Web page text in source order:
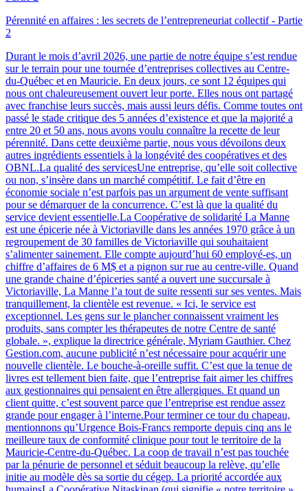
Pérennité en affaires : les secrets de l’entrepreneuriat collectif - Partie
2
Durant le mois d’avril 2026, une partie de notre équipe s’est rendue
sur le terrain pour une tournée d’entreprises collectives au Centre-
du-Québec et en Mauricie. En deux jours, ce sont 12 équipes qui
nous ont chaleureusement ouvert leur porte. Elles nous ont partagé
avec franchise leurs succès, mais aussi leurs défis. Comme toutes ont
passé le stade critique des 5 années d’existence et que la majorité a
entre 20 et 50 ans, nous avons voulu connaître la recette de leur
pérennité. Dans cette deuxième partie, nous vous dévoilons deux
autres ingrédients essentiels à la longévité des coopératives et des
OBNL.La qualité des servicesUne entreprise, qu’elle soit collective
ou non, s’insère dans un marché compétitif. Le fait d’être en
économie sociale n’est parfois pas un argument de vente suffisant
pour se démarquer de la concurrence. C’est là que la qualité du
service devient essentielle.La Coopérative de solidarité La Manne
est une épicerie née à Victoriaville dans les années 1970 grâce à un
regroupement de 30 familles de Victoriaville qui souhaitaient
s’alimenter sainement. Elle compte aujourd’hui 60 employé-es, un
chiffre d’affaires de 6 M$ et a pignon sur rue au centre-ville. Quand
une grande chaine d’épiceries santé a ouvert une succursale à
Victoriaville, La Manne l’a tout de suite ressenti sur ses ventes. Mais
tranquillement, la clientèle est revenue. « Ici, le service est
exceptionnel. Les gens sur le plancher connaissent vraiment les
produits, sans compter les thérapeutes de notre Centre de santé
globale. », explique la directrice générale, Myriam Gauthier. Chez
Gestion.com, aucune publicité n’est nécessaire pour acquérir une
nouvelle clientèle. Le bouche-à-oreille suffit. C’est que la tenue de
livres est tellement bien faite, que l’entreprise fait aimer les chiffres
aux gestionnaires qui pensaient en être allergiques. Et quand un
client quitte, c’est souvent parce que l’entreprise est rendue assez
grande pour engager à l’interne.Pour terminer ce tour du chapeau,
mentionnons qu’Urgence Bois-Francs remporte depuis cinq ans le
meilleure taux de conformité clinique pour tout le territoire de la
Mauricie-Centre-du-Québec. La coop de travail n’est pas touchée
par la pénurie de personnel et séduit beaucoup la relève, qu’elle
initie au modèle dès sa sortie du cégep. La priorité accordée aux